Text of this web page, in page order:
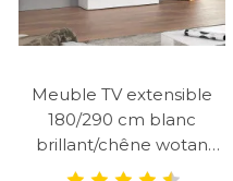
Meuble TV extensible
180/290 cm blanc
brillant/chêne wotan
Neros